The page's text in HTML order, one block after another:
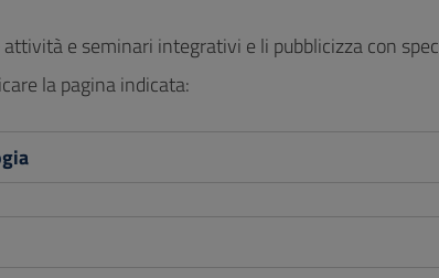
e seminari integrativi e li pubblicizza con
la pagina indicata: